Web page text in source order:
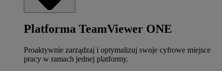
Platforma TeamViewer ONE
Proaktywnie zarządzaj i optymalizuj swoje cyfrowe miejsce
pracy w ramach jednej platformy.